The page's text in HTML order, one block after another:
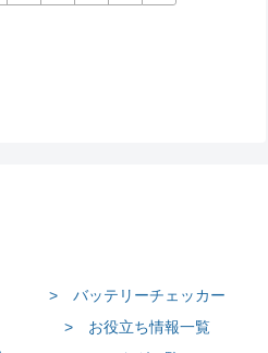
> バッテリーチェッカー
> お役立ち情報一覧